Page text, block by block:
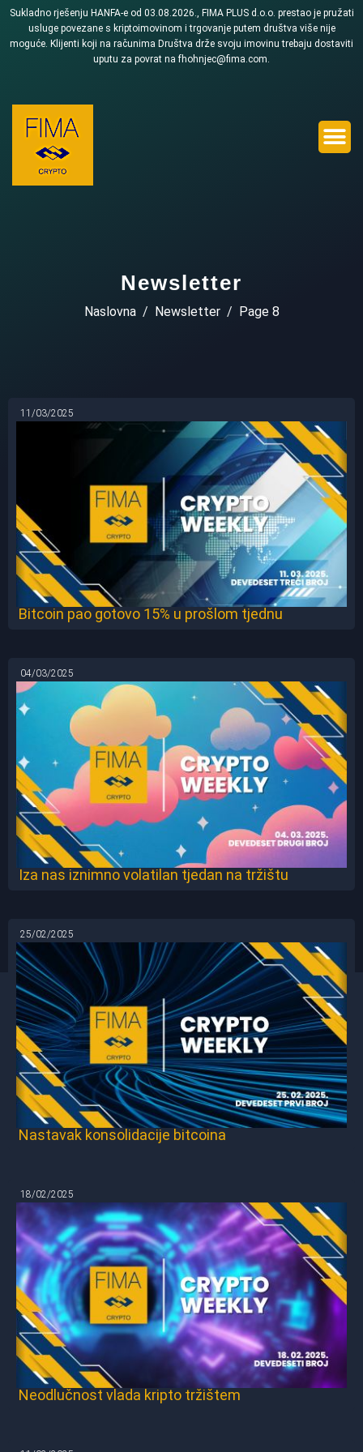
Sukladno rješenju HANFA-e od 03.08.2026., FIMA PLUS d.o.o. prestao je pružati
usluge povezane s kriptoimovinom i trgovanje putem društva više nije
moguće. Klijenti koji na računima Društva drže svoju imovinu trebaju dostaviti
uputu za povrat na fhohnjec@fima.com.
Newsletter
Naslovna Newsletter Page 8
11/03/2025
Bitcoin pao gotovo 15% u prošlom tjednu
04/03/2025
Iza nas iznimno volatilan tjedan na tržištu
25/02/2025
Nastavak konsolidacije bitcoina
18/02/2025
Neodlučnost vlada kripto tržištem